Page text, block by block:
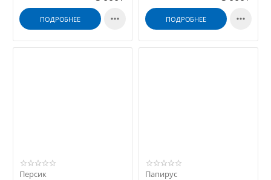
ПОДРОБНЕЕ  ПОДРОБНЕЕ 
Персик Папирус